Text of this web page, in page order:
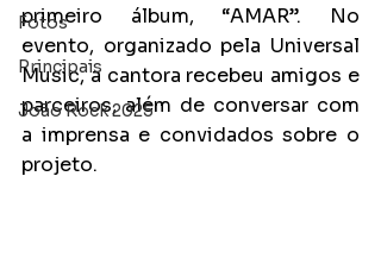
Fotos
Principais
João Rock 2025
primeiro álbum, “AMAR”. No
evento, organizado pela Universal
Music, a cantora recebeu amigos e
parceiros, além de conversar com
a imprensa e convidados sobre o
projeto.